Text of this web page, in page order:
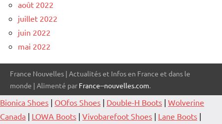
août 2022
juillet 2022
juin 2022
mai 2022
France Nouvelles | Actualités et Infos en France et dans le
monde | Alimenté par France--nouvelles.com.
Bionica Shoes | OOfos Shoes | Double-H Boots | Wolverine
Canada | LOWA Boots | Vivobarefoot Shoes | Lane Boots |